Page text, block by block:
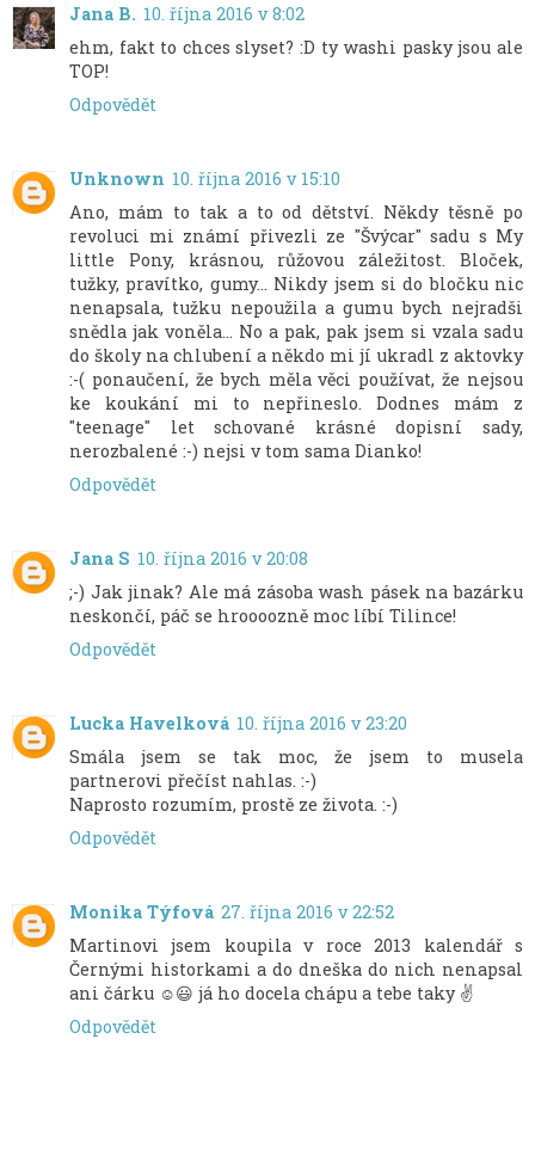
Jana B. 10. října 2016 v 8:02
ehm, fakt to chces slyset? :D ty washi pasky jsou ale
TOP!
Odpovědět
Unknown 10. října 2016 v 15:10
Ano, mám to tak a to od dětství. Někdy těsně po
revoluci mi známí přivezli ze "Švýcar" sadu s My
little Pony, krásnou, růžovou záležitost. Bloček,
tužky, pravítko, gumy... Nikdy jsem si do bločku nic
nenapsala, tužku nepoužila a gumu bych nejradši
snědla jak voněla... No a pak, pak jsem si vzala sadu
do školy na chlubení a někdo mi jí ukradl z aktovky
:-( ponaučení, že bych měla věci používat, že nejsou
ke koukání mi to nepřineslo. Dodnes mám z
"teenage" let schované krásné dopisní sady,
nerozbalené :-) nejsi v tom sama Dianko!
Odpovědět
Jana S 10. října 2016 v 20:08
;-) Jak jinak? Ale má zásoba wash pásek na bazárku
neskončí, páč se hroooozně moc líbí Tilince!
Odpovědět
Lucka Havelková 10. října 2016 v 23:20
Smála jsem se tak moc, že jsem to musela
partnerovi přečíst nahlas. :-)
Naprosto rozumím, prostě ze života. :-)
Odpovědět
Monika Týfová 27. října 2016 v 22:52
Martinovi jsem koupila v roce 2013 kalendář s
Černými historkami a do dneška do nich nenapsal
ani čárku ☺️😃 já ho docela chápu a tebe taky ✌️
Odpovědět